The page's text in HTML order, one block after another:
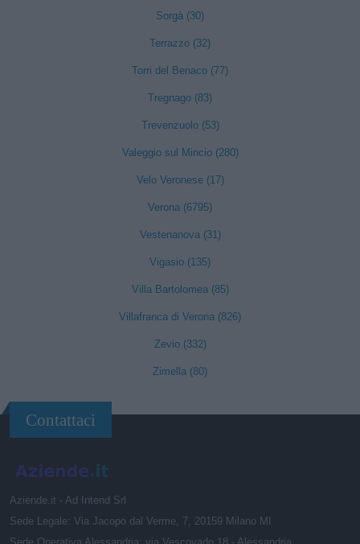
Sorgà (30)
Terrazzo (32)
Torri del Benaco (77)
Tregnago (83)
Trevenzuolo (53)
Valeggio sul Mincio (280)
Velo Veronese (17)
Verona (6795)
Vestenanova (31)
Vigasio (135)
Villa Bartolomea (85)
Villafranca di Verona (826)
Zevio (332)
Zimella (80)
Contattaci
Aziende.it - Ad Intend Srl
Sede Legale: Via Jacopo dal Verme, 7, 20159 Milano MI